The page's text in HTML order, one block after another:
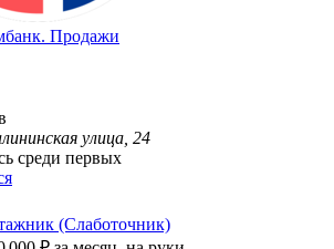
Продажи
улица, 24
среди первых
(Слаботочник)